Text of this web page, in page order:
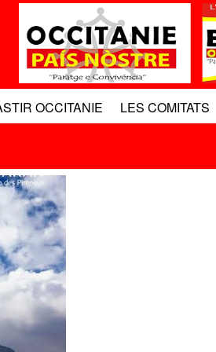
OCCITANIE LES COMITATS